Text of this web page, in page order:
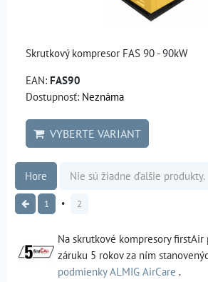
Skrutkový kompresor FAS 90 - 90kW
EAN: FAS90
Dostupnosť: Neznáma
VYBERTE VARIANT
Hore Nie sú žiadne ďalšie produkty.
1 2
Na skrutkové kompresory
záruku 5 rokov za ním
podmienky ALMIG AirCare .